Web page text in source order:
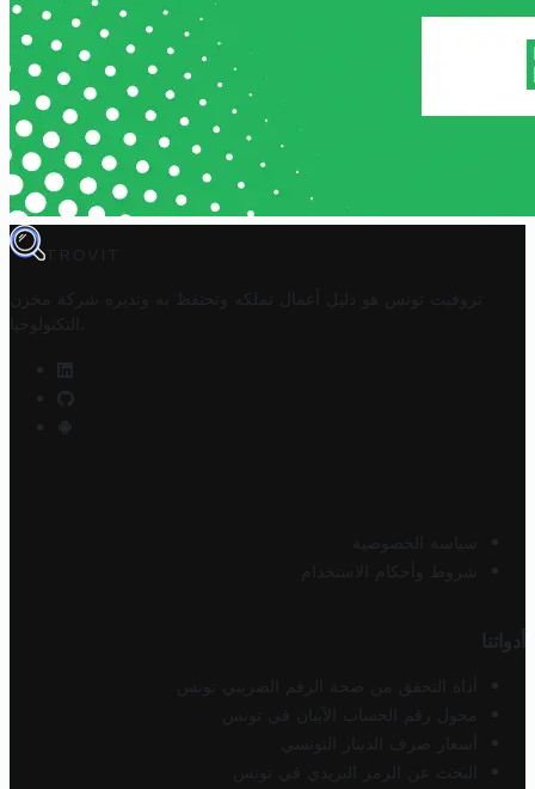
TROVIT
تروفيت تونس هو دليل أعمال تملكه وتحتفظ به وتديره
شركة مخزن
التكنولوجيا
سياسة الخصوصية
شروط وأحكام الاستخدام
أدواتنا
أداة التحقق من صحة الرقم الضريبي تونس
محول رقم الحساب الآيبان في تونس
أسعار صرف الدينار التونسي
البحث عن الرمز البريدي في تونس